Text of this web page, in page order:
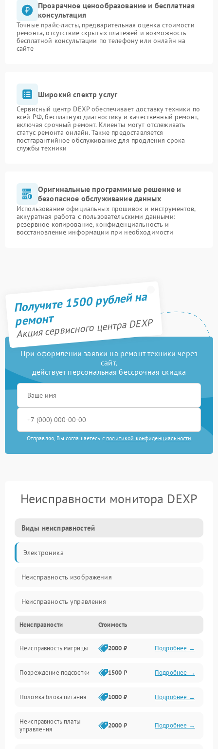
Прозрачное ценообразование и бесплатная
консультация
Точные прайс-листы, предварительная оценка стоимости
ремонта, отсутствие скрытых платежей и возможность
бесплатной консультации по телефону или онлайн на
сайте
Широкий спектр услуг
Сервисный центр DEXP обеспечивает доставку техники по
всей РФ, бесплатную диагностику и качественный ремонт,
включая срочный ремонт. Клиенты могут отслеживать
статус ремонта онлайн. Также предоставляется
постгарантийное обслуживание для продления срока
службы техники
Оригинальные программные решение и
безопасное обслуживание данных
Использование официальных прошивок и инструментов,
аккуратная работа с пользовательскими данными:
резервное копирование, конфиденциальность и
восстановление информации при необходимости
Получите 1500 рублей на
ремонт
Акция сервисного центра DEXP
При оформлении заявки на ремонт техники через
сайт,
действует персональная бессрочная скидка
Отправляя, Вы соглашаетесь с политикой конфиденциальности
Неисправности монитора DEXP
Виды неисправностей
Электроника
Неисправность изображения
Неисправность управления
Неисправность интерфейсов
Прочие неисправности
Неисправность звука
Механические повреждения
Неисправности Стоимость
Неисправность матрицы 2000 ₽ Подробнее →
Повреждение подсветки 1500 ₽ Подробнее →
Поломка блока питания 1000 ₽ Подробнее →
Неисправность платы
управления
2000 ₽ Подробнее →